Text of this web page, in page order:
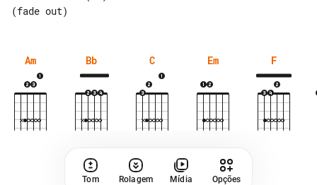
Am Bb C Em F
Tom Rolagem Mídia Opções